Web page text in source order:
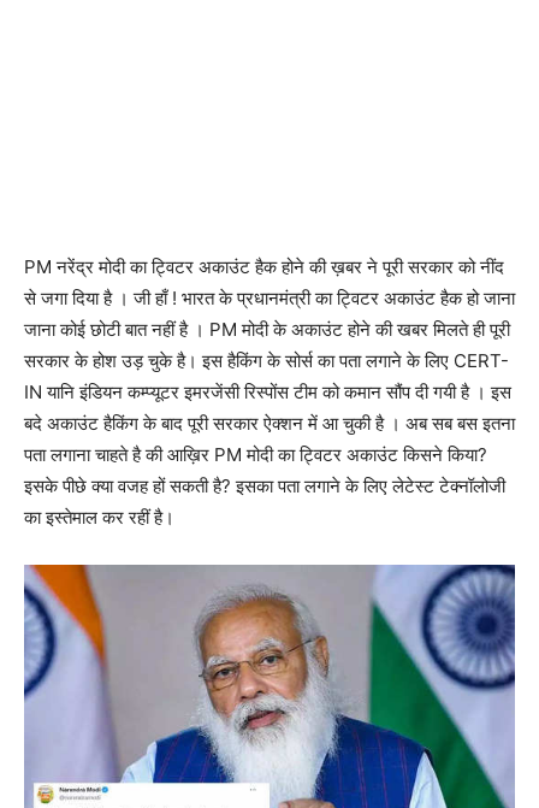
PM नरेंद्र मोदी का ट्विटर अकाउंट हैक होने की ख़बर ने पूरी सरकार को नींद
से जगा दिया है । जी हाँ ! भारत के प्रधानमंत्री का ट्विटर अकाउंट हैक हो जाना
जाना कोई छोटी बात नहीं है । PM मोदी के अकाउंट होने की खबर मिलते ही पूरी
सरकार के होश उड़ चुके है। इस हैकिंग के सोर्स का पता लगाने के लिए CERT-
IN यानि इंडियन कम्प्यूटर इमरजेंसी रिस्पोंस टीम को कमान सौंप दी गयी है । इस
बदे अकाउंट हैकिंग के बाद पूरी सरकार ऐक्शन में आ चुकी है । अब सब बस इतना
पता लगाना चाहते है की आख़िर PM मोदी का ट्विटर अकाउंट किसने किया?
इसके पीछे क्या वजह हों सकती है? इसका पता लगाने के लिए लेटेस्ट टेक्नॉलोजी
का इस्तेमाल कर रहीं है।